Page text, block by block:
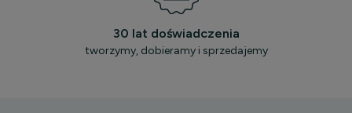
30 lat doświadczenia
tworzymy, dobieramy i sprzedajemy